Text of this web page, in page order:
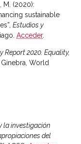
M. (2020):
sustainable
Estudios y
Acceder.
Report 2020. Equality,
Ginebra, World
la investigación
del